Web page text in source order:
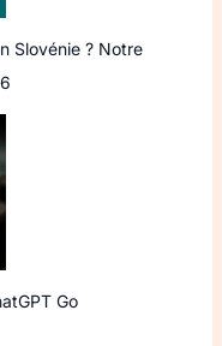
Slovénie ? Notre
Go